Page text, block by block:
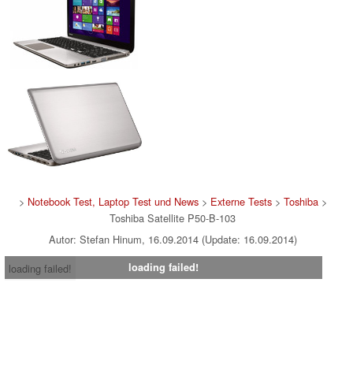
> Notebook Test, Laptop Test und News> Externe Tests> Toshiba>
Toshiba Satellite P50-B-103
Autor: Stefan Hinum, 16.09.2014 (Update: 16.09.2014)
loading failed!
loading failed!